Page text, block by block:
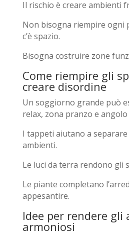
Il rischio è creare ambienti
Non bisogna riempire ogni
c’è spazio.
Bisogna costruire zone
Come riempire gli
creare disordine
Un soggiorno grande può
relax, zona pranzo e
I tappeti aiutano a
ambienti.
Le luci da terra rendono gli
Le piante completano
appesantire.
Idee per rendere gli
armoniosi